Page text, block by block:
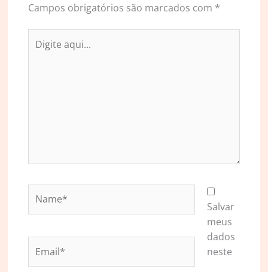
Campos obrigatórios são marcados com *
aqui...
Salvar
meus
dados
neste